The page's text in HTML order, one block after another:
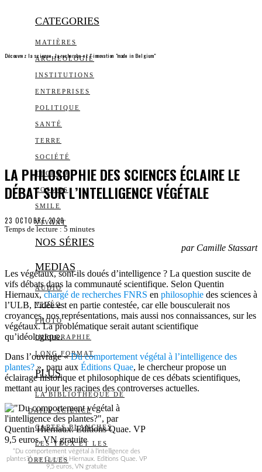
CATEGORIES
MATIÈRES
ARCHEOLOGIE
INSTITUTIONS
ENTREPRISES
POLITIQUE
SANTÉ
TERRE
SOCIÉTÉ
TECHNO
COSMOS
SMILE
VIVANT
NOS SÉRIES
MEDIAS
AUDIO
VIDÉO
PHOTO
INFOGRAPHIE
LONG FORMAT
PLUS
LA BIBLIOTHÈQUE DE
DAILY SCIENCE
CARTES BLANCHES
LES YEUX ET LES
OREILLES
Découvrez la science, la recherche et l’innovation "made in Belgium"
LA PHILOSOPHIE DES SCIENCES ÉCLAIRE LE
DÉBAT SUR L’INTELLIGENCE VÉGÉTALE
23 OCTOBRE 2020
Temps de lecture : 5 minutes
par Camille Stassart
Les végétaux, sont-ils doués d’intelligence ? La question suscite de
vifs débats dans la communauté scientifique. Selon Quentin
Hiernaux,chargé de recherches FNRS en philosophie des sciences à
l’ULB, l’idée est en partie contestée, car elle bousculerait nos
croyances, nos représentations, mais aussi nos connaissances, sur les
végétaux. La problématique serait autant scientifique
qu’idéologique.
Dans l’ouvrage «Du comportement végétal à l’intelligence des
plantes? », paru aux Éditions Quae, le chercheur propose un
éclairage historique et philosophique de ces débats scientifiques,
mettant au jour les racines des controverses actuelles.
“Du comportement végétal à l’intelligence des
plantes?”, par Quentin Hiernaux. Editions Quae. VP
9,5 euros, VN gratuite